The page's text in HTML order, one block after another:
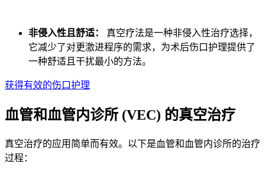
非侵入性且舒适：
真空疗法是一种非侵入性治疗选择，
它减少了对更激进程序的需求，为术后伤口护理提供了
一种舒适且干扰最小的方法。
获得有效的伤口护理
血管和血管内诊所 (VEC) 的真空治疗
真空治疗的应用简单而有效。以下是血管和血管内诊所的治疗
过程：